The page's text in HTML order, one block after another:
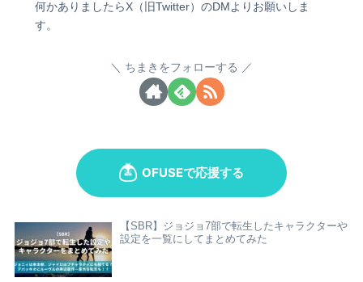
何かありましたらX（旧Twitter）のDMよりお願いしま
す。
ちまきをフォローする
【SBR】ジョジョ7部で転生したキャラクターや
設定を一覧にしてまとめてみた